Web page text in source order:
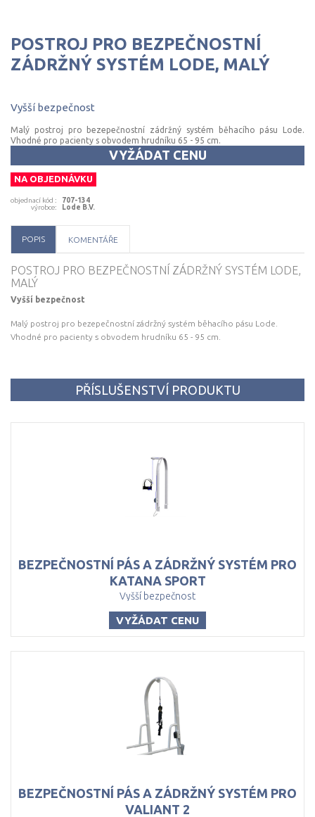
POSTROJ PRO BEZPEČNOSTNÍ
ZÁDRŽNÝ SYSTÉM LODE, MALÝ
Vyšší bezpečnost
Malý postroj pro bezepečnostní zádržný systém běhacího pásu Lode.
Vhodné pro pacienty s obvodem hrudníku 65 - 95 cm.
VYŽÁDAT CENU
NA OBJEDNÁVKU
objednací kód :
707-134
výrobce: Lode B.V.
POPIS KOMENTÁŘE
POSTROJ PRO BEZPEČNOSTNÍ ZÁDRŽNÝ SYSTÉM LODE,
MALÝ
Vyšší bezpečnost
Malý postroj pro bezepečnostní zádržný systém běhacího pásu Lode.
Vhodné pro pacienty s obvodem hrudníku 65 - 95 cm.
PŘÍSLUŠENSTVÍ PRODUKTU
BEZPEČNOSTNÍ PÁS A ZÁDRŽNÝ SYSTÉM PRO
KATANA SPORT
Vyšší bezpečnost
VYŽÁDAT CENU
BEZPEČNOSTNÍ PÁS A ZÁDRŽNÝ SYSTÉM PRO
VALIANT 2